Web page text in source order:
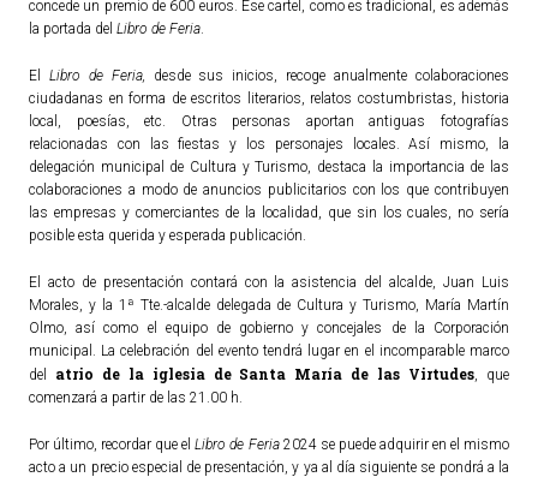
concede un premio de 600 euros. Ese cartel, como es tradicional, es además
la portada del Libro de Feria
El Libro de Feria,
desde sus inicios, recoge anualmente colaboraciones
ciudadanas en forma de escritos literarios, relatos costumbristas, historia
local, poesías, etc. Otras personas aportan antiguas fotografías
relacionadas con las fiestas y los personajes locales. Así mismo, la
delegación municipal de Cultura y Turismo, destaca la importancia de las
colaboraciones a modo de anuncios publicitarios con los que contribuyen
las empresas y comerciantes de la localidad, que sin los cuales, no sería
posible esta querida y esperada publicación.
El acto de presentación contará con la asistencia del alcalde, Juan Luis
Morales, y la 1ª Tte.-alcalde delegada de Cultura y Turismo, María Martín
Olmo, así como el equipo de gobierno y concejales de la Corporación
municipal. La celebración del evento tendrá lugar en el incomparable marco
del atrio de la iglesia de Santa María de las Virtudes , que
comenzará a partir de las 21.00 h.
Por último, recordar que elLibro de Feria2024 se puede adquirir en el mismo
acto a un precio especial de presentación, y ya al día siguiente se pondrá a la